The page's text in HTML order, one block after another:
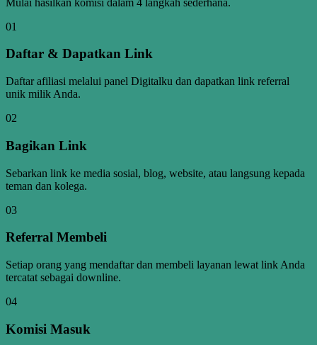
01
Daftar & Dapatkan Link
Daftar afiliasi melalui panel Digitalku dan dapatkan link referral
unik milik Anda.
02
Bagikan Link
Sebarkan link ke media sosial, blog, website, atau langsung kepada
teman dan kolega.
03
Referral Membeli
Setiap orang yang mendaftar dan membeli layanan lewat link Anda
tercatat sebagai downline.
04
Komisi Masuk